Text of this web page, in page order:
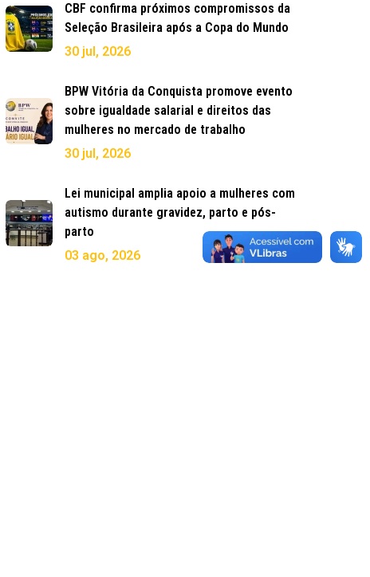
CBF confirma próximos compromissos da
Seleção Brasileira após a Copa do Mundo
30 jul, 2026
BPW Vitória da Conquista promove evento
sobre igualdade salarial e direitos das
mulheres no mercado de trabalho
30 jul, 2026
Lei municipal amplia apoio a mulheres com
autismo durante gravidez, parto e pós-
parto
03 ago, 2026